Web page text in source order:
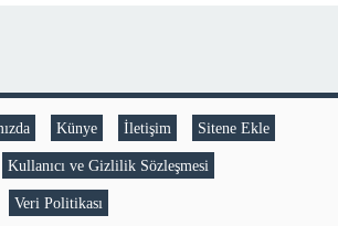
Künye İletişim Sitene Ekle
Kullanıcı ve Gizlilik Sözleşmesi
Veri Politikası